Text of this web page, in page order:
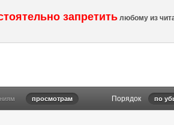
запретить любому из
просмотрам Порядок по